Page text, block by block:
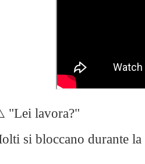
"Lei lavora?"
si bloccano durante